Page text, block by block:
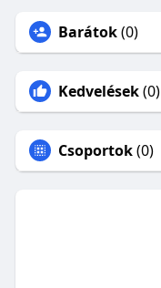
Barátok(0)
Kedvelések(0)
Csoportok(0)